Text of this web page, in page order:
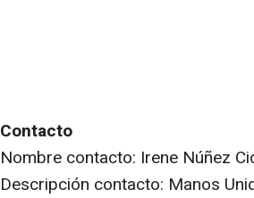
Contacto
Nombre contacto: Irene Núñez
Descripción contacto: Manos